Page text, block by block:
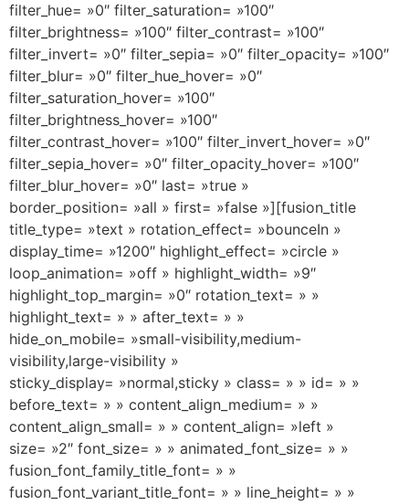
filter_hue= »0″ filter_saturation= »100″
filter_brightness= »100″ filter_contrast= »100″
filter_invert= »0″ filter_sepia= »0″ filter_opacity= »100″
filter_blur= »0″ filter_hue_hover= »0″
filter_saturation_hover= »100″
filter_brightness_hover= »100″
filter_contrast_hover= »100″ filter_invert_hover= »0″
filter_sepia_hover= »0″ filter_opacity_hover= »100″
filter_blur_hover= »0″ last= »true »
border_position= »all » first= »false »][fusion_title
title_type= »text » rotation_effect= »bounceIn »
display_time= »1200″ highlight_effect= »circle »
loop_animation= »off » highlight_width= »9″
highlight_top_margin= »0″ rotation_text= » »
highlight_text= » » after_text= » »
hide_on_mobile= »small-visibility,medium-
visibility,large-visibility »
sticky_display= »normal,sticky » class= » » id= » »
before_text= » » content_align_medium= » »
content_align_small= » » content_align= »left »
size= »2″ font_size= » » animated_font_size= » »
fusion_font_family_title_font= » »
fusion_font_variant_title_font= » » line_height= » »